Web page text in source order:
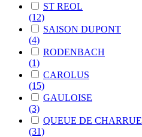
ST REOL
(12)
SAISON DUPONT
(4)
RODENBACH
(1)
CAROLUS
(15)
GAULOISE
(3)
QUEUE DE CHARRUE
(31)